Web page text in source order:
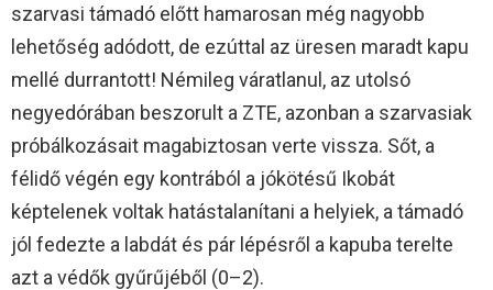
szarvasi támadó előtt hamarosan még nagyobb
lehetőség adódott, de ezúttal az üresen maradt kapu
mellé durrantott! Némileg váratlanul, az utolsó
negyedórában beszorult a ZTE, azonban a szarvasiak
próbálkozásait magabiztosan verte vissza. Sőt, a
félidő végén egy kontrából a jókötésű Ikobát
képtelenek voltak hatástalanítani a helyiek, a támadó
jól fedezte a labdát és pár lépésről a kapuba terelte
azt a védők gyűrűjéből (0–2).